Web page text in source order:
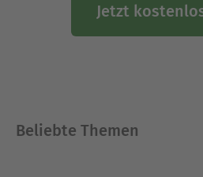
Jetzt
Beliebte Themen